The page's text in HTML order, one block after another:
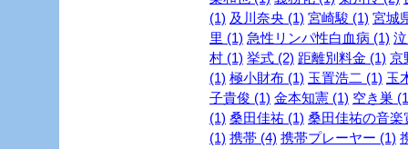
(1) 及川奈央 (1) 宮崎駿 (1) 宮城
里 (1) 急性リンパ性白血病 (1)
村 (1) 挙式 (2) 距離別料金 (1) 京
(1) 極小財布 (1) 玉置浩二 (1) 玉
子貴俊 (1) 金本知憲 (1) 空き巣
(1) 桑田佳祐 (1) 桑田佳祐の音楽
(1) 携帯 (4) 携帯プレーヤー (1)